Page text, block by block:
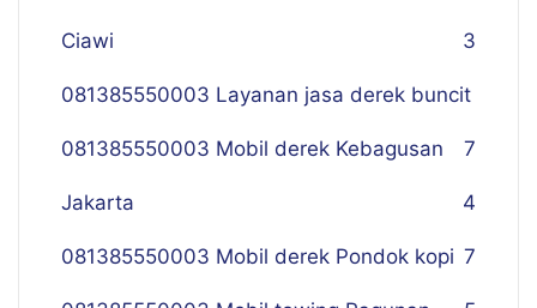
Ciawi 3
081385550003 Layanan jasa derek buncit
7
081385550003 Mobil derek Kebagusan
Jakarta 4
081385550003 Mobil derek Pondok kopi 7